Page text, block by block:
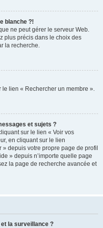
blanche ?!
ne peut gérer le serveur Web.
plus précis dans le choix des
la recherche.
lien « Rechercher un membre ».
et sujets ?
sur le lien « Voir vos
en cliquant sur le lien
depuis votre propre page de profil
» depuis n’importe quelle page
la page de recherche avancée et
la surveillance ?